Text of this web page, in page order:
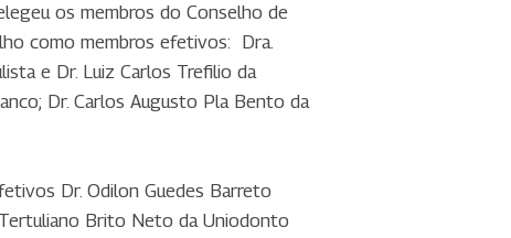
os membros do Conselho de
como membros efetivos: Dra.
e Dr. Luiz Carlos Trefilio da
Dr. Carlos Augusto Pla Bento da
Dr. Odilon Guedes Barreto
Brito Neto da Uniodonto